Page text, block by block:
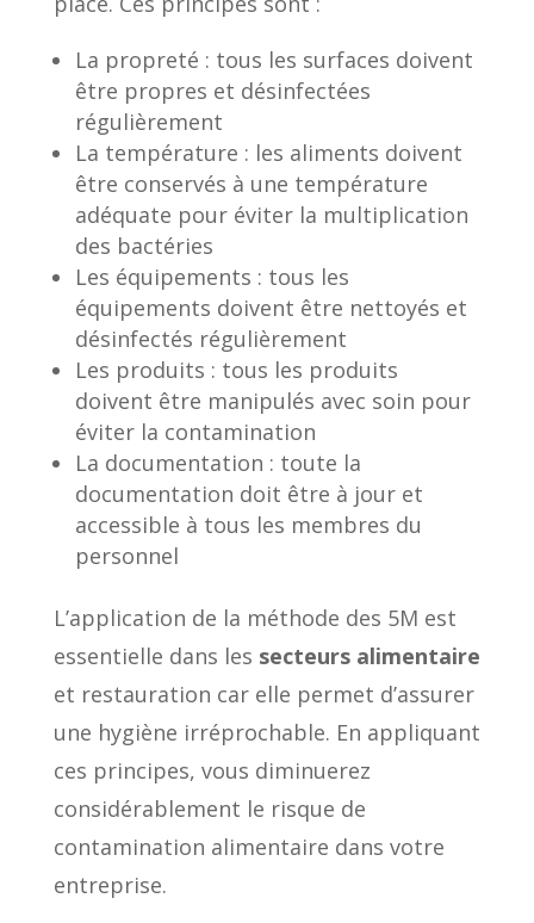
La propreté : tous les surfaces doivent
être propres et désinfectées
régulièrement
La température : les aliments doivent
être conservés à une température
adéquate pour éviter la multiplication
des bactéries
Les équipements : tous les
équipements doivent être nettoyés et
désinfectés régulièrement
Les produits : tous les produits
doivent être manipulés avec soin pour
éviter la contamination
La documentation : toute la
documentation doit être à jour et
accessible à tous les membres du
personnel
L’application de la méthode des 5M est
essentielle dans les secteurs alimentaire
et restauration car elle permet d’assurer
une hygiène irréprochable. En appliquant
ces principes, vous diminuerez
considérablement le risque de
contamination alimentaire dans votre
entreprise.